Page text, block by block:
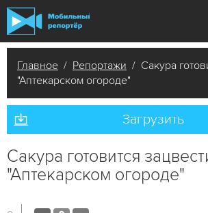
Главное / Репортажи / Сакура
"Аптекарском огороде"
Загрузить
Сакура готовится
"Аптекарском огороде"